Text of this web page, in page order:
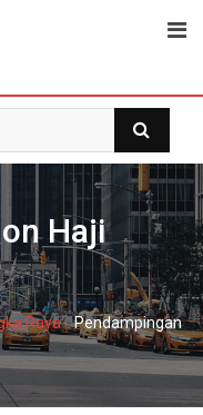
Haji
Raya-Pendampingan